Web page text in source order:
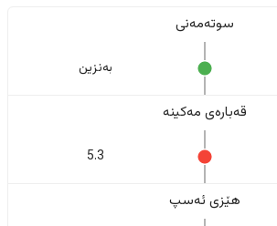
سوتەمەنی
بەنزین
قەبارەی مەکینە
5.3
هێزی ئەسپ